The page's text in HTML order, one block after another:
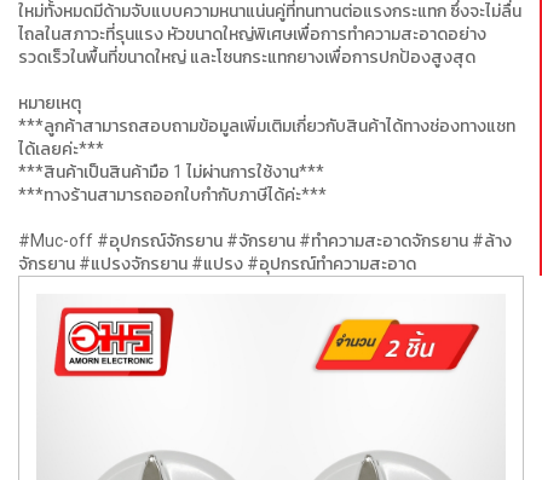
ใหม่ทั้งหมดมีด้ามจับแบบความหนาแน่นคู่ที่ทนทานต่อแรงกระแทก ซึ่งจะไม่ลื่น
ไถลในสภาวะที่รุนแรง หัวขนาดใหญ่พิเศษเพื่อการทำความสะอาดอย่าง
รวดเร็วในพื้นที่ขนาดใหญ่ และโซนกระแทกยางเพื่อการปกป้องสูงสุด
หมายเหตุ
***ลูกค้าสามารถสอบถามข้อมูลเพิ่มเติมเกี่ยวกับสินค้าได้ทางช่องทางแชท
ได้เลยค่ะ***
***สินค้าเป็นสินค้ามือ 1 ไม่ผ่านการใช้งาน***
***ทางร้านสามารถออกใบกำกับภาษีได้ค่ะ***
#Muc-off #อุปกรณ์จักรยาน #จักรยาน #ทำความสะอาดจักรยาน #ล้าง
จักรยาน #แปรงจักรยาน #แปรง #อุปกรณ์ทำความสะอาด